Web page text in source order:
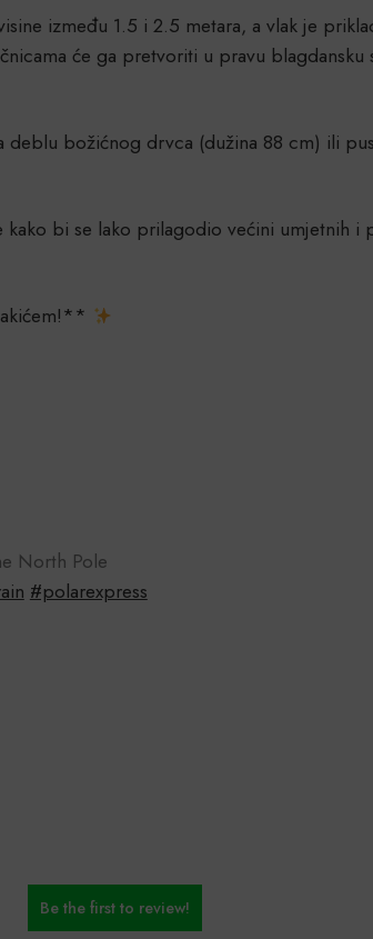
između 1.5 i 2.5 metara, a vlak je
će ga pretvoriti u pravu blagdansku
božićnog drvca (dužina 88 cm) ili
bi se lako prilagodio većini umjetnih
North Pole
#polarexpress
Be the first to review!